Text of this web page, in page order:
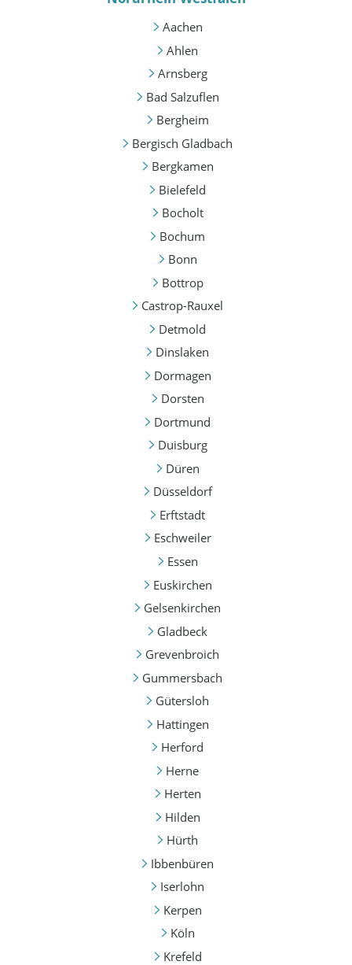
Aachen
Ahlen
Arnsberg
Bad Salzuflen
Bergheim
Bergisch Gladbach
Bergkamen
Bielefeld
Bocholt
Bochum
Bonn
Bottrop
Castrop-Rauxel
Detmold
Dinslaken
Dormagen
Dorsten
Dortmund
Duisburg
Düren
Düsseldorf
Erftstadt
Eschweiler
Essen
Euskirchen
Gelsenkirchen
Gladbeck
Grevenbroich
Gummersbach
Gütersloh
Hattingen
Herford
Herne
Herten
Hilden
Hürth
Ibbenbüren
Iserlohn
Kerpen
Köln
Krefeld